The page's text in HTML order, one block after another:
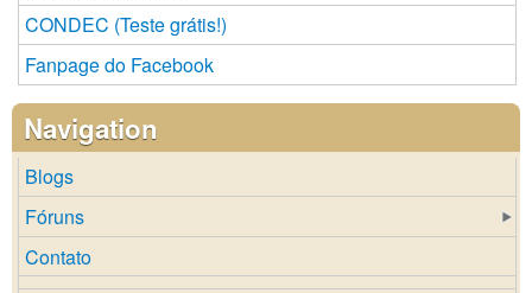
CONDEC (Teste grátis!)
Fanpage do Facebook
Navigation
Blogs
Fóruns
Contato